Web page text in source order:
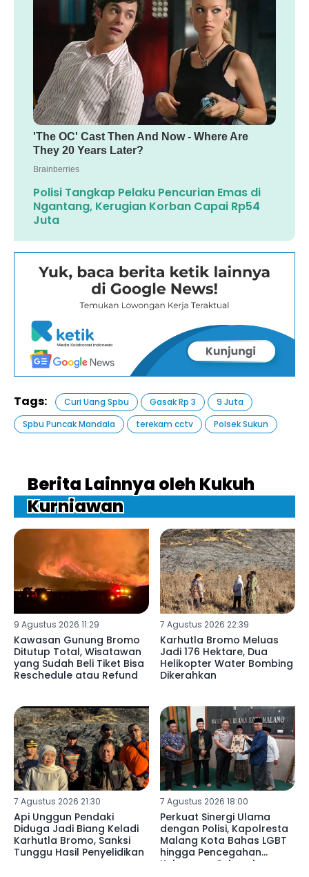
Polisi Tangkap Pelaku Pencurian Emas di
Ngantang, Kerugian Korban Capai Rp54
Juta
Tags: Curi Uang Spbu Gasak Rp 3
9 Juta
Spbu Puncak Mandala
terekam cctv Polsek Sukun
Berita Lainnya oleh Kukuh
Kurniawan
9 Agustus 2026 11:29
Kawasan Gunung Bromo
Ditutup Total, Wisatawan
yang Sudah Beli Tiket Bisa
Reschedule atau Refund
7 Agustus 2026 22:39
Karhutla Bromo Meluas
Jadi 176 Hektare, Dua
Helikopter Water Bombing
Dikerahkan
7 Agustus 2026 21:30
Api Unggun Pendaki
Diduga Jadi Biang Keladi
Karhutla Bromo, Sanksi
Tunggu Hasil Penyelidikan
7 Agustus 2026 18:00
Perkuat Sinergi Ulama
dengan Polisi, Kapolresta
Malang Kota Bahas LGBT
hingga Pencegahan
Kekerasan Seksual